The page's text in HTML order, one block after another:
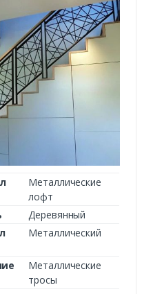
Металлические
лофт
Деревянный
Металлический
Металлические
тросы